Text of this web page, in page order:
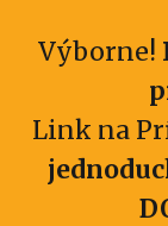
Výborne!
Link na